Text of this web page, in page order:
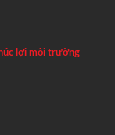
lợi môi trường